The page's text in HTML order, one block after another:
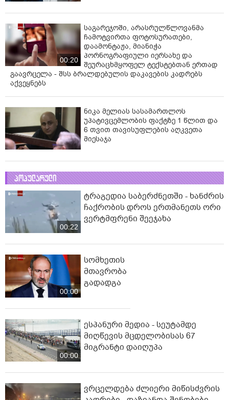
00:20
საგარეჯოში, არასრულწლოვანმა
ჩამოტვირთა ფოტოსურათები,
დაამონტაჟა, მიანიჭა
პორნოგრაფიული იერსახე და
შეურაცხმყოფელ ტექსტებთან ერთად
გაავრცელა - შსს ბრალდებულის დაკავების კადრებს
აქვეყნებს
ნიკა მელიას სასამართლოს
უპატივცემლობის ფაქტზე 1 წლით და
6 თვით თავისუფლების აღკვეთა
მიესაჯა
პოპულარული
00:22
ტრაგედია საბერძნეთში - ხანძრის
ჩაქრობის დროს ერთმანეთს ორი
ვერტმფრენი შეეჯახა
00:00
სომხეთის
მთავრობა
გადადგა
00:00
ესპანური მედია - სეუტამდე
მიღწევის მცდელობისას 67
მიგრანტი დაიღუპა
ვრცელდება ძლიერი მიწისძვრის